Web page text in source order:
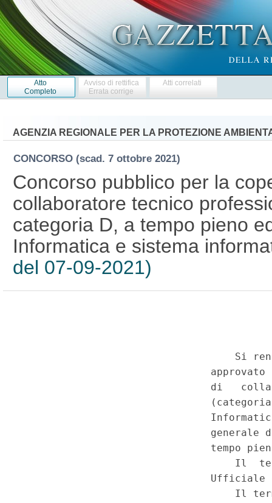
Atto
Completo
Avviso di rettifica
Errata corrige
Atti correlati
AGENZIA REGIONALE PER LA PROTEZIONE
CONCORSO (scad. 7 ottobre 2021)
Concorso pubblico per la
collaboratore tecnico
categoria D, a tempo pieno
Informatica e sistema
del 07-09-2021)